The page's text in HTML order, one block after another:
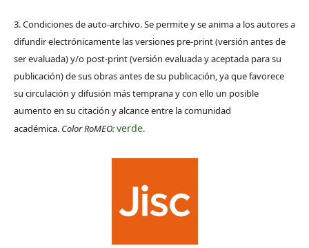
3. Condiciones de auto-archivo. Se permite y se anima a los autores a
difundir electrónicamente las versiones pre-print (versión antes de
ser evaluada) y/o post-print (versión evaluada y aceptada para su
publicación) de sus obras antes de su publicación, ya que favorece
su circulación y difusión más temprana y con ello un posible
aumento en su citación y alcance entre la comunidad
académica. Color RoMEO:verde.